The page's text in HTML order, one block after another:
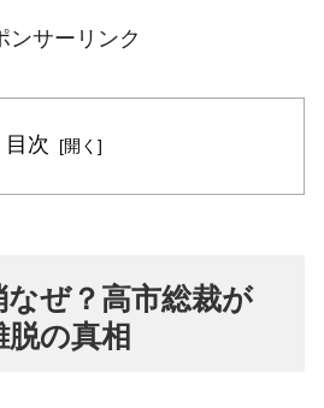
ンサーリンク
目次
なぜ？高市総裁が
脱の真相